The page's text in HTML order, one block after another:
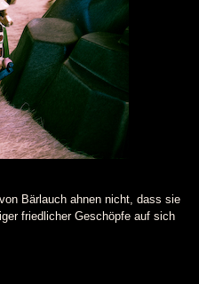
Bärlauch ahnen nicht, dass sie
friedlicher Geschöpfe auf sich